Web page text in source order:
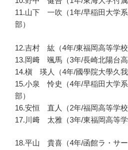
11.山下 一吹（1年/早稲田大学
部）
12.吉村 紘（4年/東福岡高等学校
13.岡﨑 颯馬（3年/長崎北陽台高
14.槇 瑛人（4年/國學院大學久我
15.小泉 怜史（4年/早稲田大学
部）
16.安恒 直人（2年/福岡高等学校
17.川﨑 太雅（3年/東福岡高等学
18.平山 貴喜（4年/函館ラ・サー